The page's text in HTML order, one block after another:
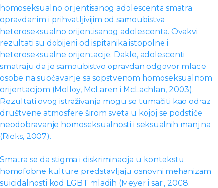
homoseksualno orijentisanog adolescenta smatra
opravdanim i prihvatljivijim od samoubistva
heteroseksualno orijentisanog adolescenta. Ovakvi
rezultati su dobijeni od ispitanika istopolne i
heteroseksualne orijentacije. Dakle, adolescenti
smatraju da je samoubistvo opravdan odgovor mlade
osobe na suočavanje sa sopstvenom homoseksualnom
orijentacijom (Molloy, McLaren i McLachlan, 2003).
Rezultati ovog istraživanja mogu se tumačiti kao odraz
društvene atmosfere širom sveta u kojoj se podstiče
neodobravanje homoseksualnosti i seksualnih manjina
(Rieks, 2007).
Smatra se da stigma i diskriminacija u kontekstu
homofobne kulture predstavljaju osnovni mehanizam
suicidalnosti kod LGBT mladih (Meyer i sar., 2008;